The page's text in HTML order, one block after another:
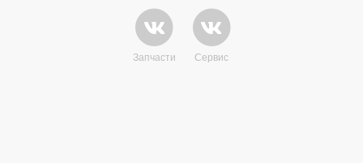
Запчасти Сервис